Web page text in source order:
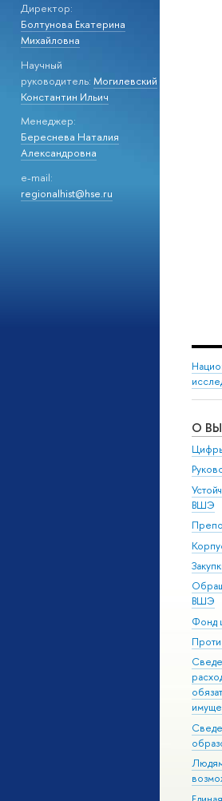
Директор:
Болтунова Екатерина
Михайловна
Научный
руководитель: Могилевский
Константин Ильич
Менеджер:
Береснева Наталия
Александровна
e-mail:
regionalhist@hse.ru
О
ВШЭ
ВШЭ
Фонд